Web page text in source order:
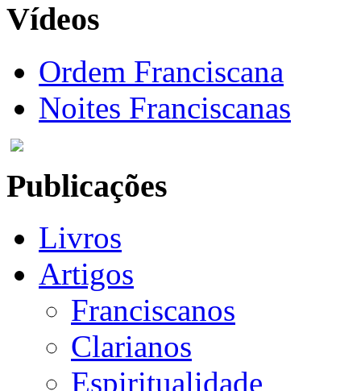
Vídeos
Ordem Franciscana
Noites Franciscanas
Publicações
Livros
Artigos
Franciscanos
Clarianos
Espiritualidade